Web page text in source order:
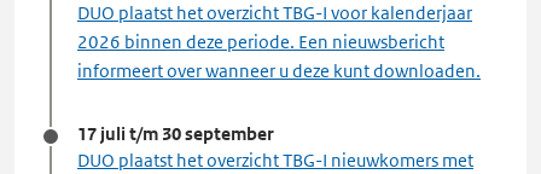
DUO plaatst het overzicht TBG-I voor kalenderjaar
2026 binnen deze periode. Een nieuwsbericht
informeert over wanneer u deze kunt downloaden.
17 juli t/m 30 september
DUO plaatst het overzicht TBG-I nieuwkomers met